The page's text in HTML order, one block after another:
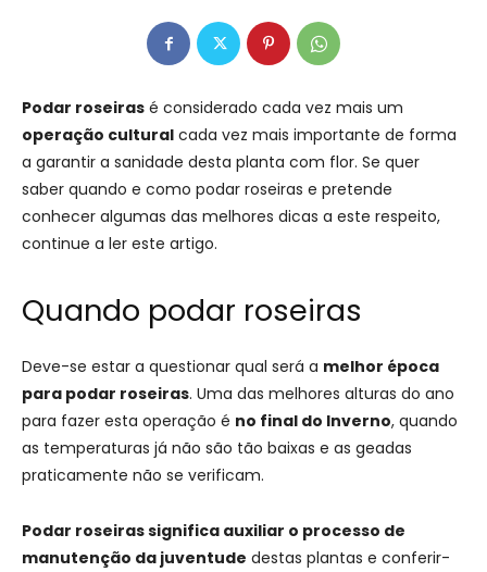
Podar roseiras é considerado cada vez mais um
operação cultural cada vez mais importante de forma
a garantir a sanidade desta planta com flor. Se quer
saber quando e como podar roseiras e pretende
conhecer algumas das melhores dicas a este respeito,
continue a ler este artigo.
Quando podar roseiras
Deve-se estar a questionar qual será a melhor época
para podar roseiras. Uma das melhores alturas do ano
para fazer esta operação é no final do Inverno, quando
as temperaturas já não são tão baixas e as geadas
praticamente não se verificam.
Podar roseiras significa auxiliar o processo de
manutenção da juventude destas plantas e conferir-